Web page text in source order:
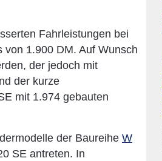
Fahrleistungen bei
1.900 DM. Auf Wunsch
der jedoch mit
der kurze
mit 1.974 gebauten
der Baureihe W
SE antreten. In